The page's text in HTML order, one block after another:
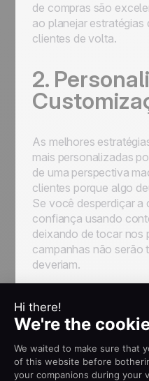
de compras são
ao planejar estratégias
clientes de volta.
2.
As melhores
mais personalizadas
de uma perspectiva
clientes porque algo
Se você desperdiçar a
confiança usando
deixando de tocar nos
campanhas não serão
deveriam.
A essa altura, você já
de clientes perdidos
Agora é hora de
com eles. Existem
podem ser aplicadas
como parte de um